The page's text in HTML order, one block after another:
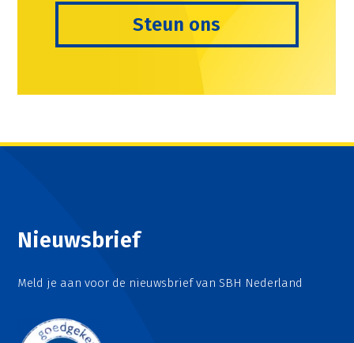
Steun ons
Nieuwsbrief
Meld je aan voor de nieuwsbrief van SBH Nederland